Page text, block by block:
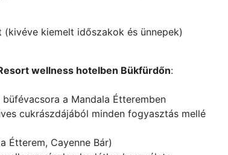
kiemelt időszakok és ünnepek)
wellness hotelben Bükfürdőn:
a Mandala Étteremben
cukrászdájából minden fogyasztás mellé
Étterem, Cayenne Bár)